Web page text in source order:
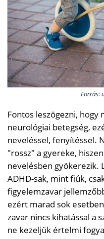
Forrás:
Fontos leszögezni, hogy
neurológiai betegség,
neveléssel, fenyítéssel.
"rossz" a gyereke,
nevelésben gyökerezik.
ADHD-sak, mint fiúk,
figyelemzavar
ezért marad sok
zavar nincs kihatással a
ne kezeljük értelmi